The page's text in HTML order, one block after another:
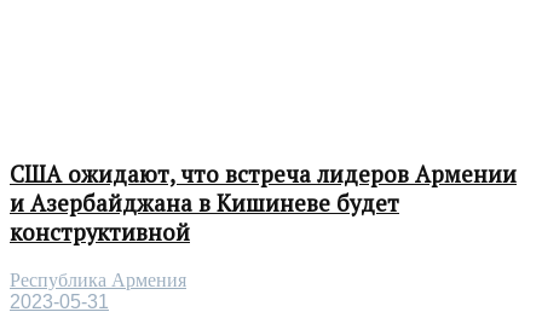
США ожидают, что встреча лидеров Армении
и Азербайджана в Кишиневе будет
конструктивной
Республика Армения
2023-05-31